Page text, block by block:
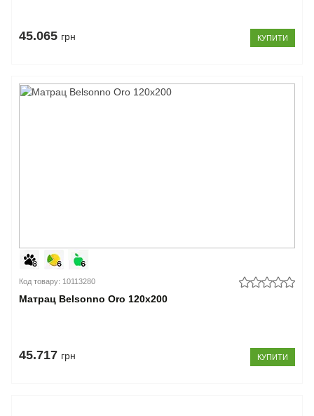
45.065 грн КУПИТИ
Код товару: 10113280
Матрац Belsonno Oro 120x200
45.717 грн КУПИТИ